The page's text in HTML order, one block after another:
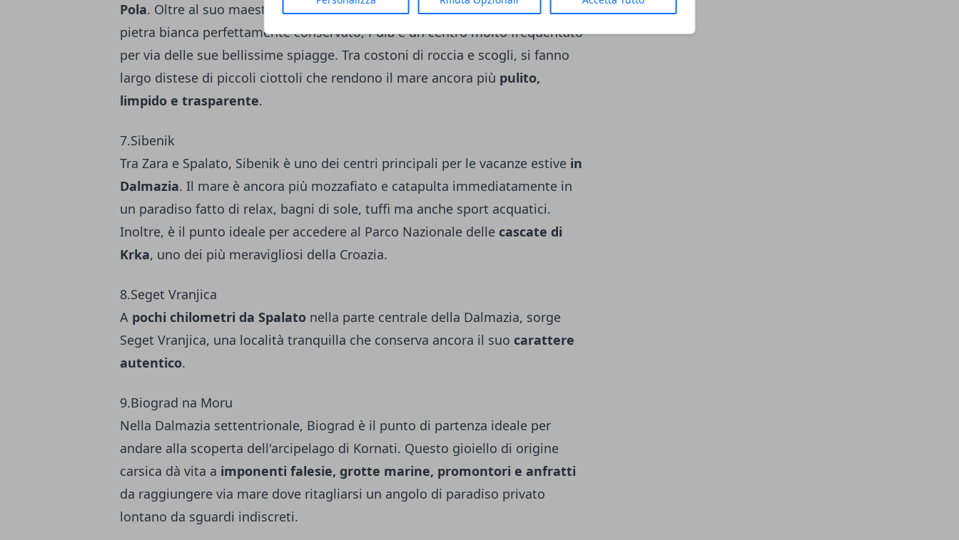
Pola. Oltre al suo maestosoanfiteatro di epoca romanain bellissima
pietra bianca perfettamente conservato, Pula è un centro molto frequentato
per via delle sue bellissime spiagge. Tra costoni di roccia e scogli, si fanno
largo distese di piccoli ciottoli che rendono il mare ancora più pulito,
limpido e trasparente.
7.Sibenik
Tra Zara e Spalato, Sibenik è uno dei centri principali per le vacanze estive in
Dalmazia. Il mare è ancora più mozzafiato e catapulta immediatamente in
un paradiso fatto di relax, bagni di sole, tuffi ma anche sport acquatici.
Inoltre, è il punto ideale per accedere al Parco Nazionale delle cascate di
Krka, uno dei più meravigliosi della Croazia.
8.Seget Vranjica
A pochi chilometri da Spalato nella parte centrale della Dalmazia, sorge
Seget Vranjica, una località tranquilla che conserva ancora il suo carattere
autentico.
9.Biograd na Moru
Nella Dalmazia settentrionale, Biograd è il punto di partenza ideale per
andare alla scoperta dell'arcipelago di Kornati. Questo gioiello di origine
carsica dà vita a imponenti falesie, grotte marine, promontori e anfratti
da raggiungere via mare dove ritagliarsi un angolo di paradiso privato
lontano da sguardi indiscreti.